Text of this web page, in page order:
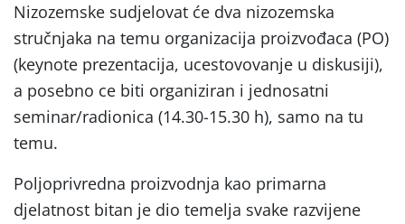
Nizozemske sudjelovat će dva nizozemska
stručnjaka na temu organizacija proizvođaca (PO)
(keynote prezentacija, ucestovovanje u diskusiji),
a posebno ce biti organiziran i jednosatni
seminar/radionica (14.30-15.30 h), samo na tu
temu.
Poljoprivredna proizvodnja kao primarna
djelatnost bitan je dio temelja svake razvijene